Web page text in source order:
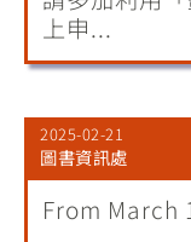
上申...
2025-02-21
圖書資訊處
From March